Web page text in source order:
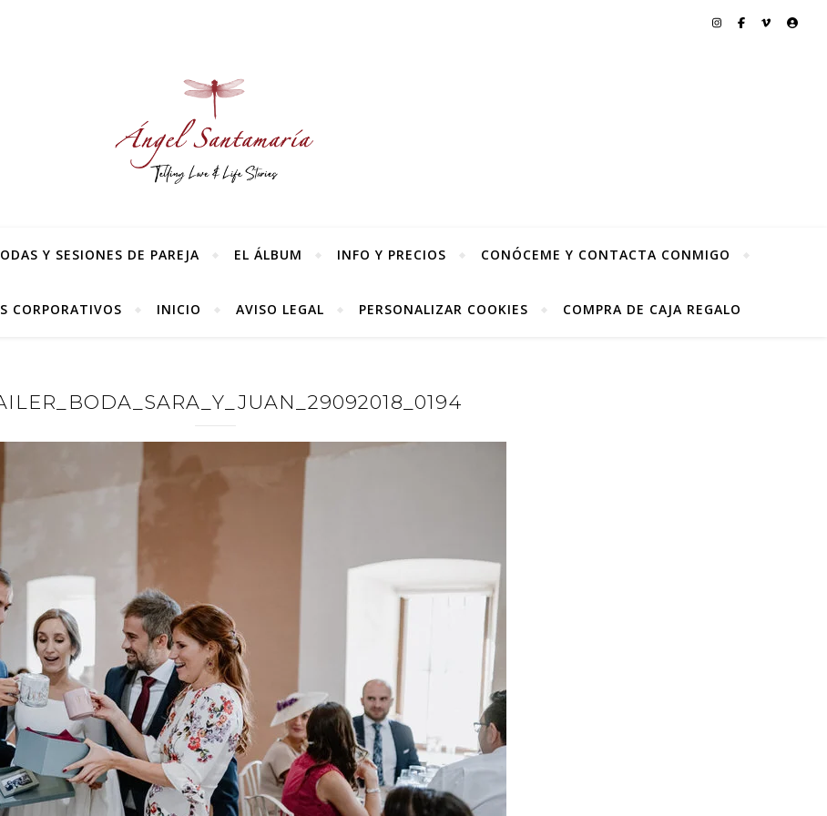
Y SESIONES DE PAREJA EL ÁLBUM INFO Y PRECIOS CONÓCEME Y CONTACTA CONMIGO
CORPORATIVOS INICIO AVISO LEGAL PERSONALIZAR COOKIES COMPRA DE CAJA REGALO